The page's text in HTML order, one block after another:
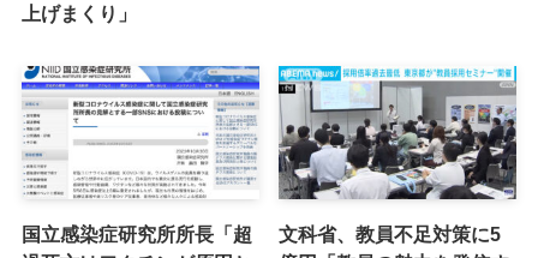
上げまくり」
国立感染症研究所所長「超
文科省、教員不足対策に5